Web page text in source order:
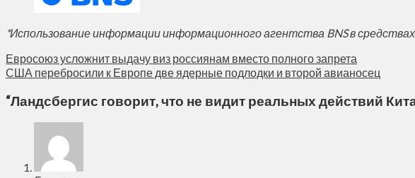
*Использование информации информационного агентства BNS в
Евросоюз усложнит выдачу виз россиянам вместо полного запрета
США перебросили к Европе две ядерные подлодки и второй авианосец
“Ландсбергис говорит, что не видит реальных действий